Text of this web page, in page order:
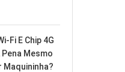
E Chip 4G
Pena Mesmo
Maquininha?